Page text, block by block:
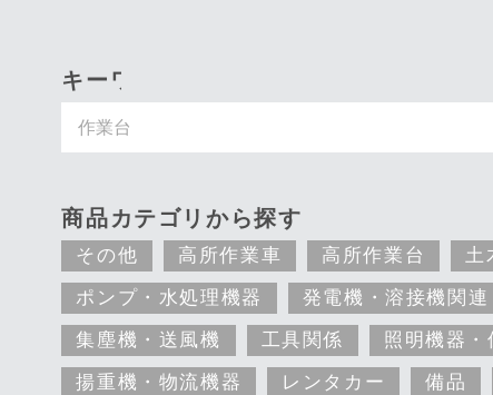
キーワード入力で探す
商品カテゴリから探す
その他 高所作業車 高所作業台 土
ポンプ・水処理機器
発電機・溶接機関連
集塵機・送風機
工具関係 照明機器・
揚重機・物流機器
レンタカー 備品